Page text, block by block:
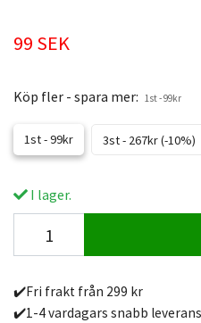
99 SEK
Köp fler - spara mer: 1st - 99kr
1st - 99kr 3st - 267kr (-10%)
I lager.
✔️Fri frakt från 299 kr
✔️1-4 vardagars snabb leverans